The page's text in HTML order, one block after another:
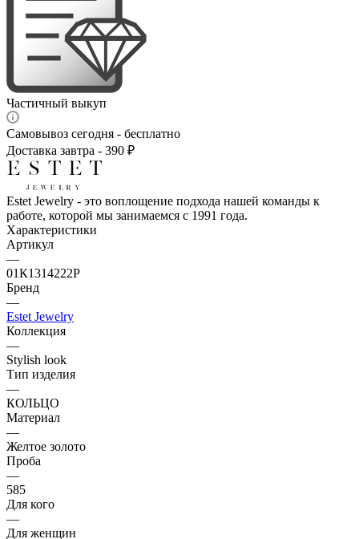
Частичный выкуп
Самовывоз сегодня - бесплатно
Доставка завтра - 390 ₽
Estet Jewelry - это воплощение подхода нашей команды к
работе, которой мы занимаемся с 1991 года.
Характеристики
Артикул
—
01К1314222Р
Бренд
—
Estet Jewelry
Коллекция
—
Stylish look
Тип изделия
—
КОЛЬЦО
Материал
—
Желтое золото
Проба
—
585
Для кого
—
Для женщин